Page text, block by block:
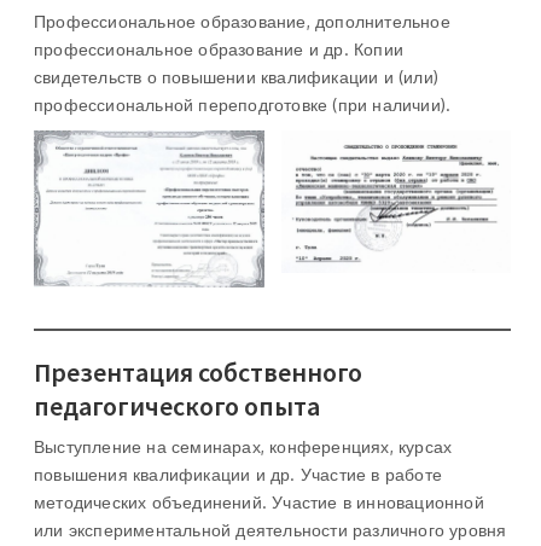
Профессиональное образование, дополнительное
профессиональное образование и др. Копии
свидетельств о повышении квалификации и (или)
профессиональной переподготовке (при наличии).
Презентация собственного
педагогического опыта
Выступление на семинарах, конференциях, курсах
повышения квалификации и др. Участие в работе
методических объединений. Участие в инновационной
или экспериментальной деятельности различного уровня